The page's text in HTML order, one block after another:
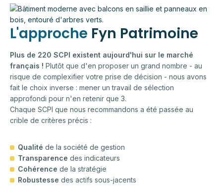
L'approche Fyn Patrimoine
Plus de 220 SCPI existent aujourd'hui sur le marché
français ! Plutôt que d'en proposer un grand nombre - au
risque de complexifier votre prise de décision - nous avons
fait le choix inverse : mener un travail de sélection
approfondi pour n'en retenir que 3.
Chaque SCPI que nous recommandons a été passée au
crible de critères précis :
Qualité de la société de gestion
Transparence des indicateurs
Cohérence de la stratégie
Robustesse des actifs sous-jacents